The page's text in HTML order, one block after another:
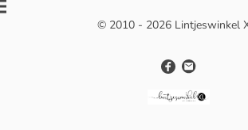
© 2010 - 2026 Lintjeswinkel